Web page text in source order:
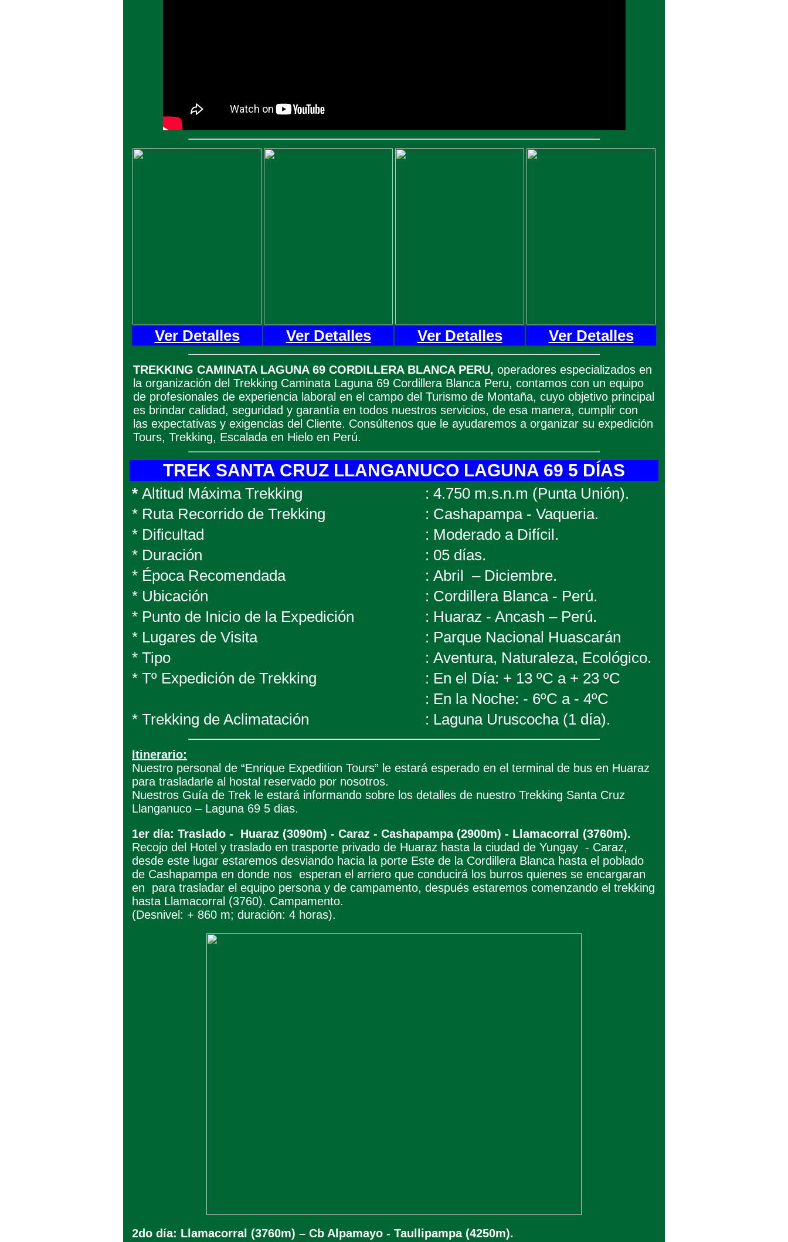
Ver Detalles Ver Detalles Ver Detalles Ver Detalles
TREKKING CAMINATA LAGUNA 69 CORDILLERA BLANCA PERU, operadores especializados en
la organización del Trekking Caminata Laguna 69 Cordillera Blanca Peru, contamos con un equipo
de profesionales de experiencia laboral en el campo del Turismo de Montaña, cuyo objetivo principal
es brindar calidad, seguridad y garantía en todos nuestros servicios, de esa manera, cumplir con
las expectativas y exigencias del Cliente. Consúltenos que le ayudaremos a organizar su expedición
Tours, Trekking, Escalada en Hielo en Perú.
TREK SANTA CRUZ LLANGANUCO LAGUNA 69 5 DÍAS
* Altitud Máxima Trekking : 4.750 m.s.n.m (Punta Unión).
* Ruta Recorrido de Trekking
: Cashapampa - Vaqueria.
* Dificultad
: Moderado a Difícil.
* Duración
: 05 días.
* Época Recomendada
: Abril – Diciembre.
* Ubicación
: Cordillera Blanca - Perú.
* Punto de Inicio de la Expedición
: Huaraz - Ancash – Perú.
* Lugares de Visita
: Parque Nacional Huascarán
* Tipo
: Aventura, Naturaleza, Ecológico.
* Tº Expedición de Trekking
: En el Día: + 13 ºC a + 23 ºC
: En la Noche: - 6ºC a - 4ºC
* Trekking de Aclimatación
: Laguna Uruscocha (1 día).
Itinerario:
Nuestro personal de “Enrique Expedition Tours” le estará esperado en el terminal de bus en Huaraz
para trasladarle al hostal reservado por nosotros.
Nuestros Guía de Trek le estará informando sobre los detalles de nuestro Trekking Santa Cruz
Llanganuco – Laguna 69 5 dias.
1er día: Traslado - Huaraz (3090m) - Caraz - Cashapampa (2900m) - Llamacorral (3760m).
Recojo del Hotel y traslado en trasporte privado de Huaraz hasta la ciudad de Yungay - Caraz,
desde este lugar estaremos desviando hacia la porte Este de la Cordillera Blanca hasta el poblado
de Cashapampa en donde nos esperan el arriero que conducirá los burros quienes se encargaran
en para trasladar el equipo persona y de campamento, después estaremos comenzando el trekking
hasta Llamacorral (3760). Campamento.
(Desnivel: + 860 m; duración: 4 horas).
2do día: Llamacorral (3760m) – Cb Alpamayo - Taullipampa (4250m).